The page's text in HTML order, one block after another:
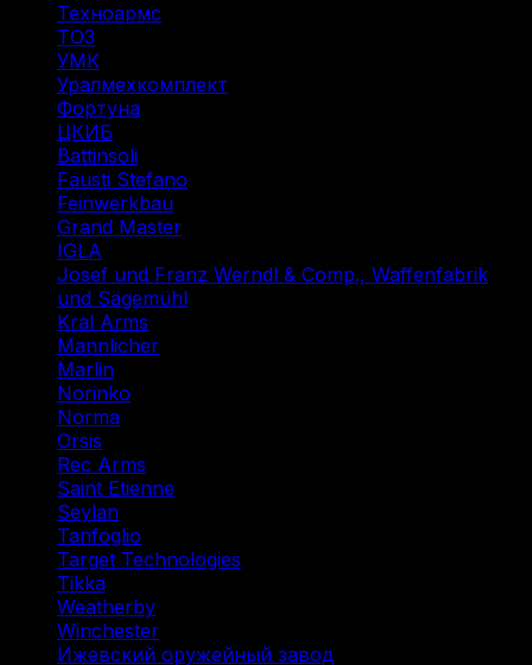
Техноармс
ТОЗ
УМК
Уралмехкомплект
Фортуна
ЦКИБ
Battinsoli
Fausti Stefano
Feinwerkbau
Grand Master
IGLA
Josef und Franz Werndl & Comp., Waffenfabrik
und Sägemühl
Kral Arms
Mannlicher
Marlin
Norinko
Norma
Orsis
Rec Arms
Saint Etienne
Seylan
Tanfoglio
Target Technologies
Tikka
Weatherby
Winchester
Ижевский оружейный завод